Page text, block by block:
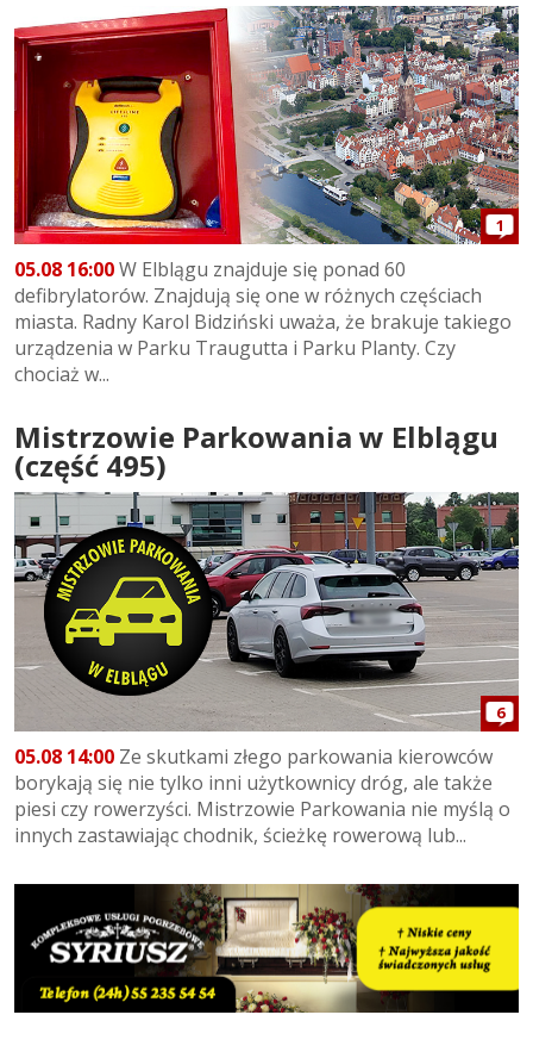
1
05.08 16:00W Elblągu znajduje się ponad 60
defibrylatorów. Znajdują się one w różnych częściach
miasta. Radny Karol Bidziński uważa, że brakuje takiego
urządzenia w Parku Traugutta i Parku Planty. Czy
chociaż w...
Mistrzowie Parkowania w Elblągu
(część 495)
6
05.08 14:00 Ze skutkami złego parkowania kierowców
borykają się nie tylko inni użytkownicy dróg, ale także
piesi czy rowerzyści. Mistrzowie Parkowania nie myślą o
innych zastawiając chodnik, ścieżkę rowerową lub...